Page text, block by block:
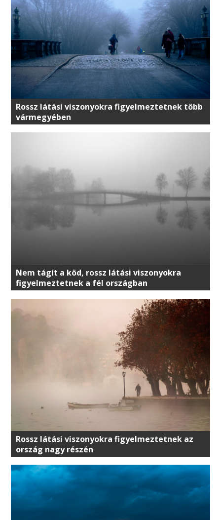
Rossz látási viszonyokra figyelmeztetnek több
vármegyében
Nem tágít a köd, rossz látási viszonyokra
figyelmeztetnek a fél országban
Rossz látási viszonyokra figyelmeztetnek az
ország nagy részén